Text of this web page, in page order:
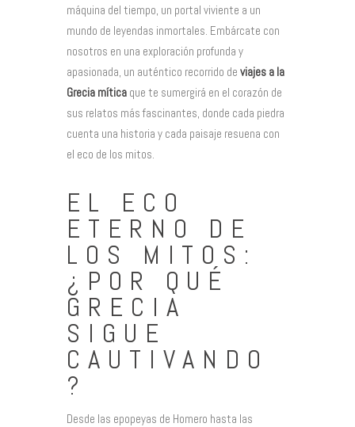
máquina del tiempo, un portal viviente a un
mundo de leyendas inmortales. Embárcate con
nosotros en una exploración profunda y
apasionada, un auténtico recorrido de viajes a la
Grecia mítica que te sumergirá en el corazón de
sus relatos más fascinantes, donde cada piedra
cuenta una historia y cada paisaje resuena con
el eco de los mitos.
EL ECO
ETERNO DE
LOS MITOS:
¿POR QUÉ
GRECIA
SIGUE
CAUTIVANDO
?
Desde las epopeyas de Homero hasta las